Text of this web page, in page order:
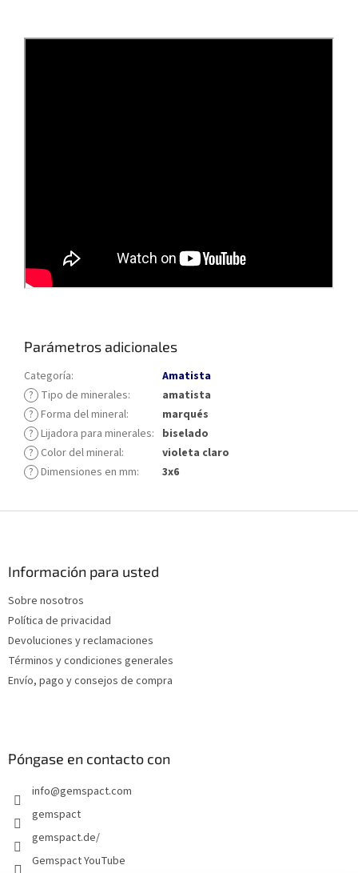
Parámetros adicionales
Categoría:
Amatista
? Tipo de minerales:
amatista
? Forma del mineral:
marqués
? Lijadora para minerales: biselado
? Color del mineral:
violeta claro
? Dimensiones en mm: 3x6
p
n
Información para usted
Sobre nosotros
Política de privacidad
Devoluciones y reclamaciones
Términos y condiciones generales
Envío, pago y consejos de compra
Póngase en contacto con
info@gemspact.com
gemspact
gemspact.de/
Gemspact YouTube